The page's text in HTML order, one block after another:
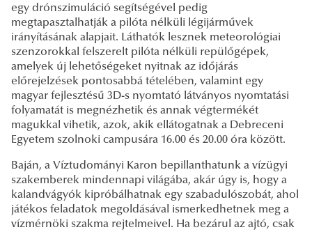
egy drónszimuláció segítségével pedig
megtapasztalhatják a pilóta nélküli légijárművek
irányításának alapjait. Láthatók lesznek meteorológiai
szenzorokkal felszerelt pilóta nélküli repülőgépek,
amelyek új lehetőségeket nyitnak az időjárás
előrejelzések pontosabbá tételében, valamint egy
magyar fejlesztésű 3D-s nyomtató látványos nyomtatási
folyamatát is megnézhetik és annak végtermékét
magukkal vihetik, azok, akik ellátogatnak a Debreceni
Egyetem szolnoki campusára 16.00 és 20.00 óra között.
Baján, a Víztudományi Karon bepillanthatunk a vízügyi
szakemberek mindennapi világába, akár úgy is, hogy a
kalandvágyók kipróbálhatnak egy szabadulószobát, ahol
játékos feladatok megoldásával ismerkedhetnek meg a
vízmérnöki szakma rejtelmeivel. Ha bezárul az ajtó, csak